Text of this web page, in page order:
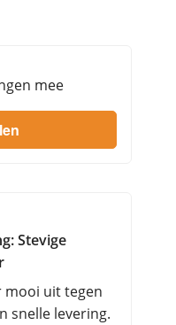
mee
Stevige
mooi uit tegen
snelle levering.